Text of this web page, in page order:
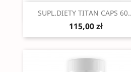
Szybki podgląd
SUPL.DIETY TITAN CAPS
115,00 zł